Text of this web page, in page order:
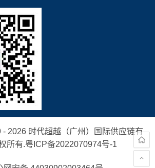
2026 时代超越（广州）国际供应链有
所有.粤ICP备2022070974号-1